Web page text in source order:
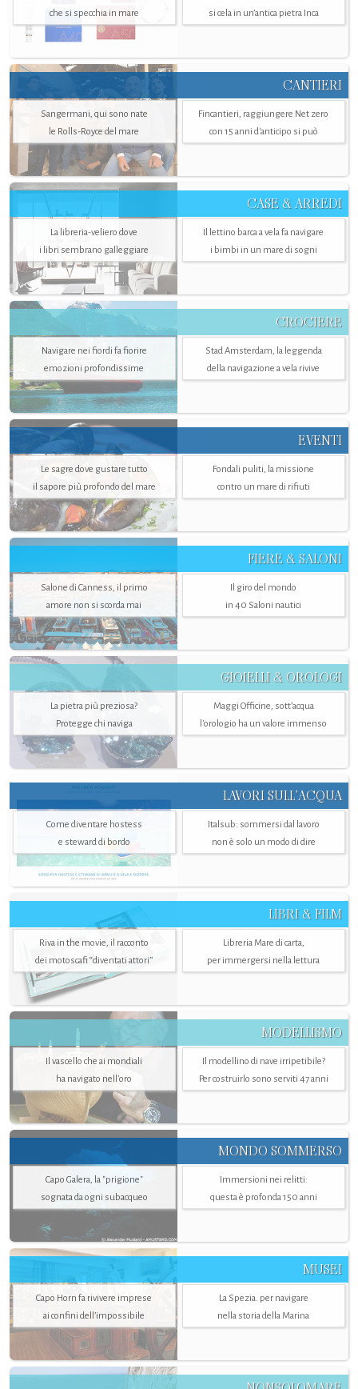
che si specchia in mare
si cela in un’antica pietra Inca
CANTIERI
Sangermani, qui sono nate
le Rolls-Royce del mare
Fincantieri, raggiungere Net zero
con 15 anni d'anticipo si può
CASE & ARREDI
La libreria-veliero dove
i libri sembrano galleggiare
Il lettino barca a vela fa navigare
i bimbi in un mare di sogni
CROCIERE
Navigare nei fiordi fa fiorire
emozioni profondissime
Stad Amsterdam, la leggenda
della navigazione a vela rivive
EVENTI
Le sagre dove gustare tutto
il sapore più profondo del mare
Fondali puliti, la missione
contro un mare di rifiuti
FIERE & SALONI
Salone di Canness, il primo
amore non si scorda mai
Il giro del mondo
in 40 Saloni nautici
GIOIELLI & OROLOGI
La pietra più preziosa?
Protegge chi naviga
Maggi Officine, sott’acqua
l'orologio ha un valore immenso
LAVORI SULL’ACQUA
Come diventare hostess
e steward di bordo
Italsub: sommersi dal lavoro
non è solo un modo di dire
LIBRI & FILM
Riva in the movie, il racconto
dei motoscafi “diventati attori”
Libreria Mare di carta,
per immergersi nella lettura
MODELLISMO
Il vascello che ai mondiali
ha navigato nell’oro
Il modellino di nave irripetibile?
Per costruirlo sono serviti 47 anni
MONDO SOMMERSO
Capo Galera, la "prigione"
sognata da ogni subacqueo
Immersioni nei relitti:
questa è profonda 150 anni
MUSEI
Capo Horn fa rivivere imprese
ai confini dell’impossibile
La Spezia. per navigare
nella storia della Marina